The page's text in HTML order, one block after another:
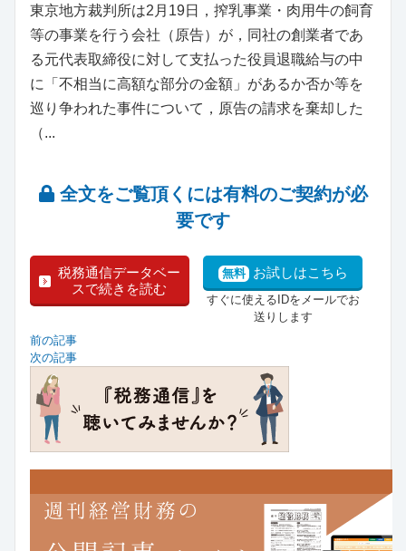
東京地方裁判所は2月19日，搾乳事業・肉用牛の飼育
等の事業を行う会社（原告）が，同社の創業者であ
る元代表取締役に対して支払った役員退職給与の中
に「不相当に高額な部分の金額」があるか否か等を
巡り争われた事件について，原告の請求を棄却した
（...
全文をご覧頂くには有料のご契約が必
要です
税務通信データベー
スで続きを読む
無料 お試しはこちら
すぐに使えるIDをメールでお
送りします
前の記事
次の記事